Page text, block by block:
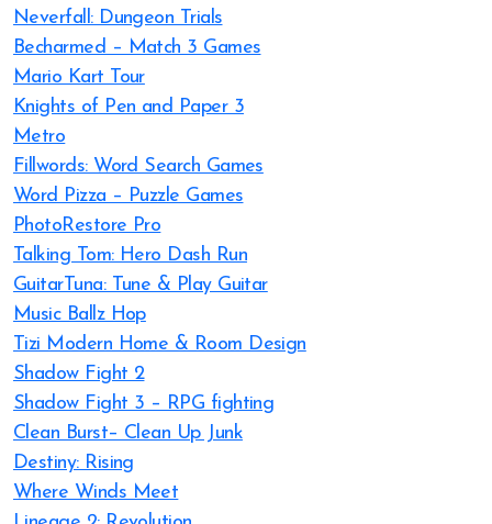
Neverfall: Dungeon Trials
Becharmed – Match 3 Games
Mario Kart Tour
Knights of Pen and Paper 3
Metro
Fillwords: Word Search Games
Word Pizza – Puzzle Games
PhotoRestore Pro
Talking Tom: Hero Dash Run
GuitarTuna: Tune & Play Guitar
Music Ballz Hop
Tizi Modern Home & Room Design
Shadow Fight 2
Shadow Fight 3 – RPG fighting
Clean Burst– Clean Up Junk
Destiny: Rising
Where Winds Meet